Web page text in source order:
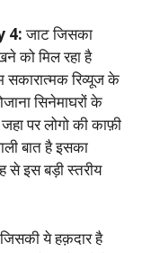
4:जाट जिसका
को मिल रहा है
रिव्यूज के
सिनेमाघरों के
पर लोगो की काफ़ी
बात है इसका
इस बड़ी स्तरीय
ये हक़दार है